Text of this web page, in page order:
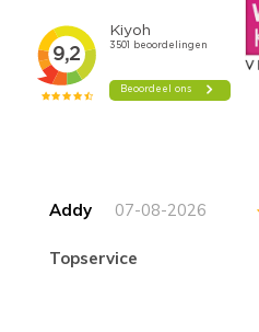
Addy 07-08-2026
topservice